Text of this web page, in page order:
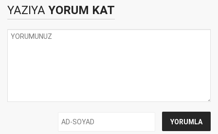
YAZIYA YORUM KAT